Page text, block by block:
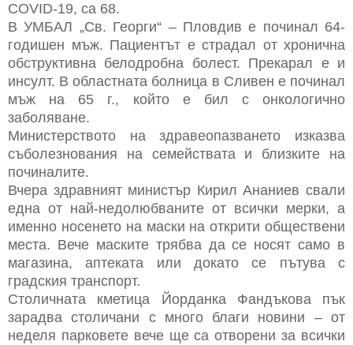
COVID-19, са 68.
В УМБАЛ „Св. Георги“ – Пловдив е починал 64-
годишен мъж. Пациентът е страдал от хронична
обструктивна белодробна болест. Прекарал е и
инсулт. В областната болница в Сливен е починал
мъж на 65 г., който е бил с онкологично
заболяване.
Министерството на здравеопазването изказва
съболезнования на семействата и близките на
починалите.
Вчера здравният министър Кирил Ананиев свали
една от най-недолюбваните от всички мерки, а
именно носенето на маски на открити обществени
места. Вече маските трябва да се носят само в
магазина, аптеката или докато се пътува с
градския транспорт.
Столичната кметица Йорданка Фандъкова пък
зарадва столичани с много благи новини – от
неделя парковете вече ще са отворени за всички